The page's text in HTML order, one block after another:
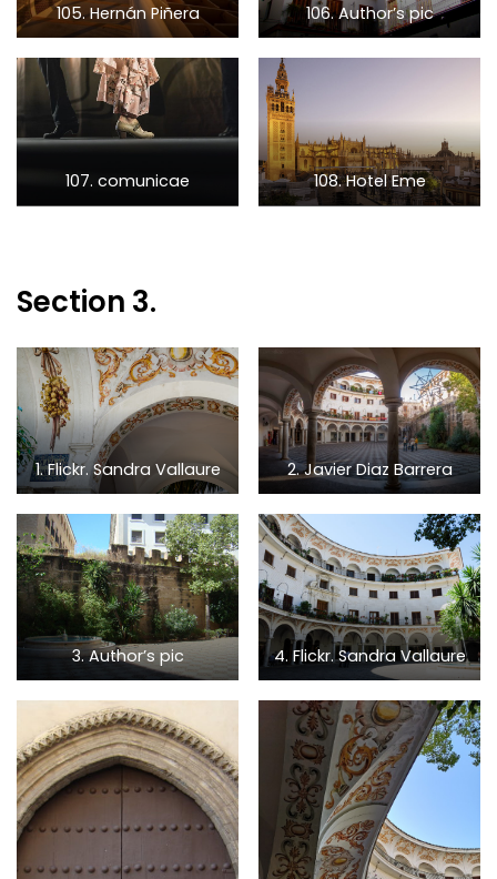
105. Hernán Piñera 106. Author’s pic
107. comunicae 108. Hotel Eme
Section 3.
1. Flickr. Sandra Vallaure 2. Javier Diaz Barrera
3. Author’s pic 4. Flickr. Sandra Vallaure